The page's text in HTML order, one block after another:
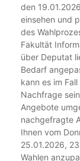
den
einsehen und
des
Fakultät
über Deputat
Bedarf
kann es im
Nachfrage
Angebote
nachgefragte
Ihnen vom
25.01.2026,
Wahlen